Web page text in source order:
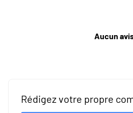
Aucun
Rédigez votre propre